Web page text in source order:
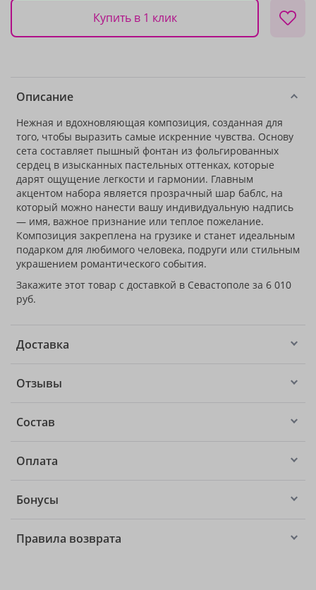
Купить в 1 клик
Описание
Нежная и вдохновляющая композиция, созданная для
того, чтобы выразить самые искренние чувства. Основу
сета составляет пышный фонтан из фольгированных
сердец в изысканных пастельных оттенках, которые
дарят ощущение легкости и гармонии. Главным
акцентом набора является прозрачный шар баблс, на
который можно нанести вашу индивидуальную надпись
— имя, важное признание или теплое пожелание.
Композиция закреплена на грузике и станет идеальным
подарком для любимого человека, подруги или стильным
украшением романтического события.
Закажите этот товар с доставкой в Севастополе за 6 010
руб.
Доставка
Отзывы
Состав
Оплата
Бонусы
Правила возврата